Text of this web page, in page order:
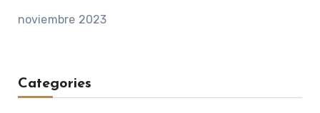
noviembre 2023
Categories